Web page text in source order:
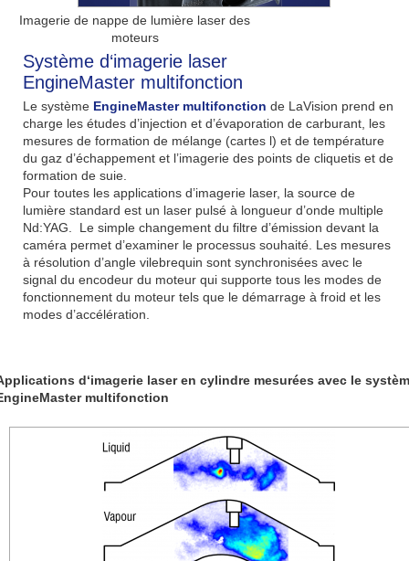
Imagerie de nappe de lumière laser des
moteurs
Système d‘imagerie laser
EngineMaster multifonction
Le système EngineMaster multifonction de LaVision prend en
charge les études d’injection et d’évaporation de carburant, les
mesures de formation de mélange (cartes l) et de température
du gaz d’échappement et l’imagerie des points de cliquetis et de
formation de suie.
Pour toutes les applications d’imagerie laser, la source de
lumière standard est un laser pulsé à longueur d’onde multiple
Nd:YAG. Le simple changement du filtre d’émission devant la
caméra permet d’examiner le processus souhaité. Les mesures
à résolution d’angle vilebrequin sont synchronisées avec le
signal du encodeur du moteur qui supporte tous les modes de
fonctionnement du moteur tels que le démarrage à froid et les
modes d’accélération.
d‘imagerie laser en cylindre mesurées avec le
multifonction